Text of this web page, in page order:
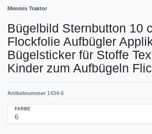
Mimmis Traktor
Bügelbild Sternbutton 10
Flockfolie Aufbügler
Bügelsticker für Stoffe
Kinder zum Aufbügeln
Artikelnummer 1434-6
FARBE